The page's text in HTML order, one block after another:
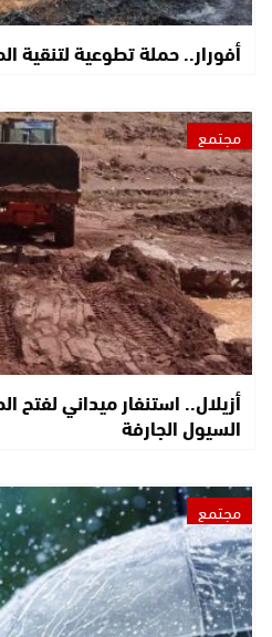
أفورار.. حملة تطوعية لتنقية
مجتمع
أزيلال.. استنفار ميداني
السيول الجارفة
مجتمع